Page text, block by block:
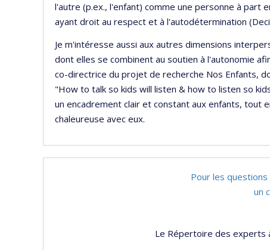
l'autre (p.ex., l'enfant) comme une personne à
ayant droit au respect et à l'autodétermination
Je m'intéresse aussi aux autres dimensions
dont elles se combinent au soutien à l'autonomie
co-directrice du projet de recherche Nos Enfants,
"How to talk so kids will listen & how to listen so
un encadrement clair et constant aux enfants, tout
chaleureuse avec eux.
Pour les
un
Le Répertoire des experts